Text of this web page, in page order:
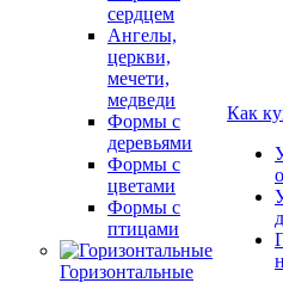
сердцем
Ангелы,
церкви,
мечети,
медведи
Формы с
деревьями
Формы с
цветами
Формы с
птицами
Горизонтальные
Как